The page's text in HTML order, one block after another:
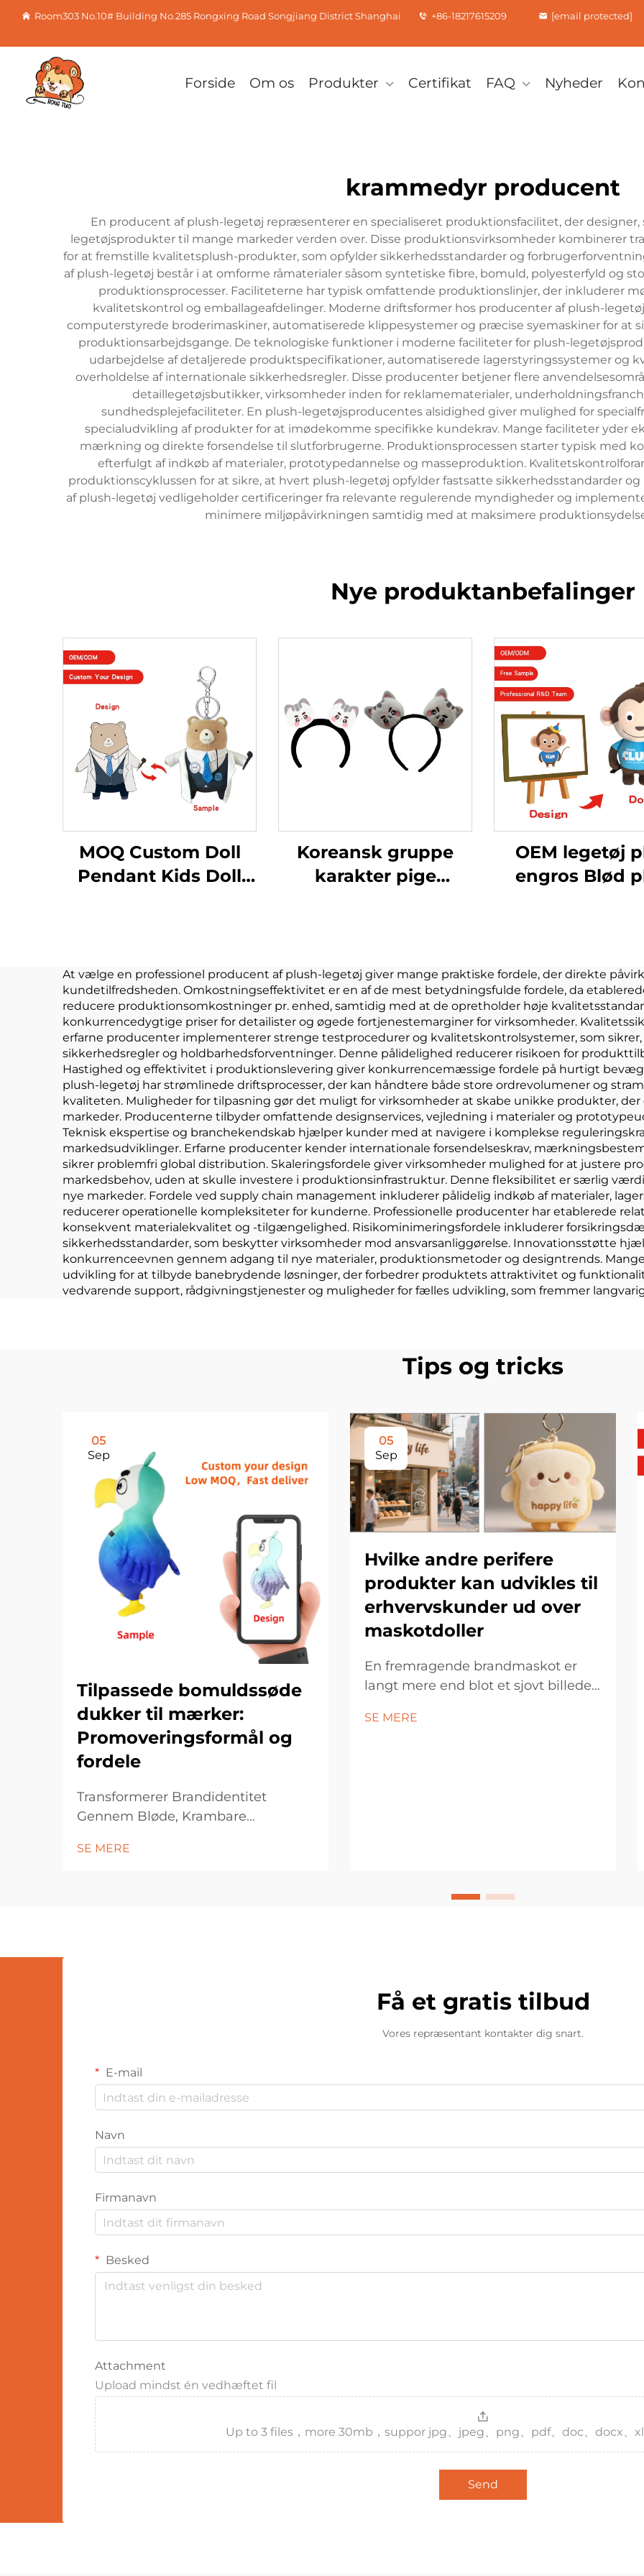
Room303 No.10# Building No.285 Rongxing Road Songjiang District Shanghai +86-18217615209 [email protected]
Forside Om os Produkter Certifikat FAQ Nyheder
krammedyr producent
En producent af plush-legetøj repræsenterer en specialiseret produktionsfacilitet, der
legetøjsprodukter til mange markeder verden over. Disse produktionsvirksomheder kombinerer
for at fremstille kvalitetsplush-produkter, som opfylder sikkerhedsstandarder og
af plush-legetøj består i at omforme råmaterialer såsom syntetiske fibre, bomuld, polyesterfyld og
produktionsprocesser. Faciliteterne har typisk omfattende produktionslinjer, der inkluderer
kvalitetskontrol og emballageafdelinger. Moderne driftsformer hos producenter af plush-
computerstyrede broderimaskiner, automatiserede klippesystemer og præcise syemaskiner for at
produktionsarbejdsgange. De teknologiske funktioner i moderne faciliteter for plush-
udarbejdelse af detaljerede produktspecifikationer, automatiserede lagerstyringssystemer og
overholdelse af internationale sikkerhedsregler. Disse producenter betjener flere
detaillegetøjsbutikker, virksomheder inden for reklamematerialer,
sundhedsplejefaciliteter. En plush-legetøjsproducentes alsidighed giver mulighed for
specialudvikling af produkter for at imødekomme specifikke kundekrav. Mange faciliteter yder
mærkning og direkte forsendelse til slutforbrugerne. Produktionsprocessen starter typisk med
efterfulgt af indkøb af materialer, prototypedannelse og masseproduktion.
produktionscyklussen for at sikre, at hvert plush-legetøj opfylder fastsatte sikkerhedsstandarder
af plush-legetøj vedligeholder certificeringer fra relevante regulerende myndigheder og
minimere miljøpåvirkningen samtidig med at maksimere
Nye produktanbefalinger
MOQ Custom Doll
Pendant Kids Doll
Koreansk gruppe
karakter pige
OEM legetøj
engros Blød
dyrelegetøj
At vælge en professionel producent af plush-legetøj giver mange praktiske fordele, der direkte
kundetilfredsheden. Omkostningseffektivitet er en af de mest betydningsfulde fordele, da
reducere produktionsomkostninger pr. enhed, samtidig med at de opretholder høje
konkurrencedygtige priser for detailister og øgede fortjenestemarginer for virksomheder.
erfarne producenter implementerer strenge testprocedurer og kvalitetskontrolsystemer, som
sikkerhedsregler og holdbarhedsforventninger. Denne pålidelighed reducerer risikoen for
Hastighed og effektivitet i produktionslevering giver konkurrencemæssige fordele på hurtigt
plush-legetøj har strømlinede driftsprocesser, der kan håndtere både store ordrevolumener og
kvaliteten. Muligheder for tilpasning gør det muligt for virksomheder at skabe unikke produkter,
markeder. Producenterne tilbyder omfattende designservices, vejledning i materialer og
Teknisk ekspertise og branchekendskab hjælper kunder med at navigere i komplekse
markedsudviklinger. Erfarne producenter kender internationale forsendelseskrav,
sikrer problemfri global distribution. Skaleringsfordele giver virksomheder mulighed for at justere
markedsbehov, uden at skulle investere i produktionsinfrastruktur. Denne fleksibilitet er særlig
nye markeder. Fordele ved supply chain management inkluderer pålidelig indkøb af materialer,
reducerer operationelle kompleksiteter for kunderne. Professionelle producenter har etablerede
konsekvent materialekvalitet og -tilgængelighed. Risikominimeringsfordele inkluderer
sikkerhedsstandarder, som beskytter virksomheder mod ansvarsanliggørelse. Innovationsstøtte
konkurrenceevnen gennem adgang til nye materialer, produktionsmetoder og designtrends.
udvikling for at tilbyde banebrydende løsninger, der forbedrer produktets attraktivitet og
vedvarende support, rådgivningstjenester og muligheder for fælles udvikling, som fremmer
Tips og tricks
05
Sep
Tilpassede bomuldssøde
dukker til mærker:
Promoveringsformål og
fordele
Transformerer Brandidentitet
Gennem Bløde, Krambare
konkurrenceudsatte
SE MERE
05
Sep
Hvilke andre perifere
produkter kan udvikles til
erhvervskunder ud over
maskotdoller
En fremragende brandmaskot er
langt mere end blot et sjovt billede
den bør inkarnere mærkets sjæl og
SE MERE
Få et gratis tilbud
Vores repræsentant kontakter dig snart.
E-mail
Navn
Firmanavn
Besked
Attachment
Upload mindst én vedhæftet fil
Up to 3 files，more 30mb，suppor jpg、jpeg、png、pdf、doc、docx、
Send